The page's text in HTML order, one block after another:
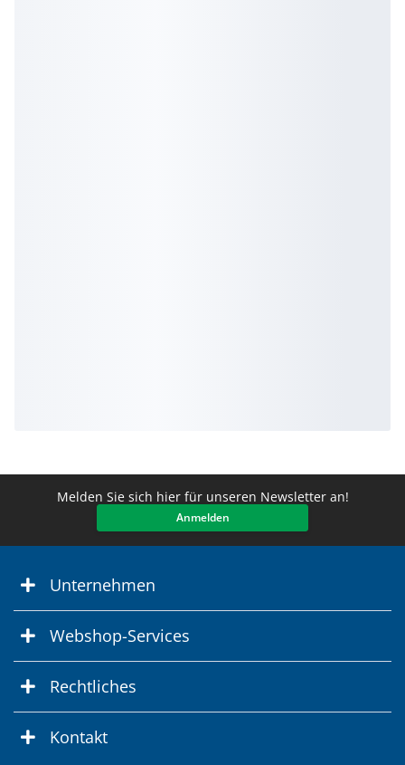
Melden Sie sich hier für unseren Newsletter an!
Anmelden
Unternehmen
Webshop-Services
Rechtliches
Kontakt